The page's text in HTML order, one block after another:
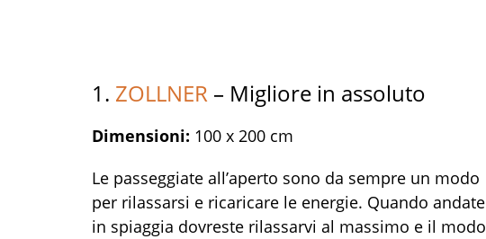
1. ZOLLNER – Migliore in assoluto
Dimensioni: 100 x 200 cm
Le passeggiate all’aperto sono da sempre un modo
per rilassarsi e ricaricare le energie. Quando andate
in spiaggia dovreste rilassarvi al massimo e il modo